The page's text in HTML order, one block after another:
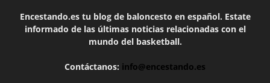
Encestando.es tu blog de baloncesto en español. Estate
informado de las últimas noticias relacionadas con el
mundo del basketball.
Contáctanos: info@encestando.es